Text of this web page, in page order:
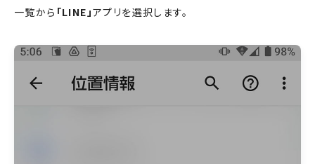
一覧から 「LINE」アプリを選択します。